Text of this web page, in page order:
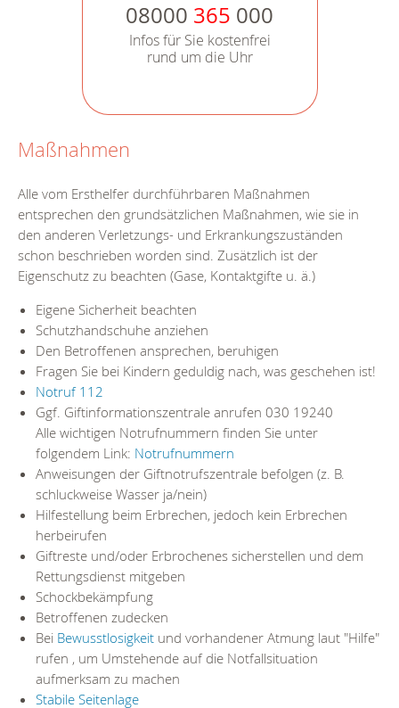
08000 365 000
Infos für Sie kostenfrei
rund um die Uhr
Maßnahmen
Alle vom Ersthelfer durchführbaren Maßnahmen
entsprechen den grundsätzlichen Maßnahmen, wie sie in
den anderen Verletzungs- und Erkrankungszuständen
schon beschrieben worden sind. Zusätzlich ist der
Eigenschutz zu beachten (Gase, Kontaktgifte u. ä.)
Eigene Sicherheit beachten
Schutzhandschuhe anziehen
Den Betroffenen ansprechen, beruhigen
Fragen Sie bei Kindern geduldig nach, was geschehen ist!
Notruf 112
Ggf. Giftinformationszentrale anrufen 030 19240
Alle wichtigen Notrufnummern finden Sie unter
folgendem Link: Notrufnummern
Anweisungen der Giftnotrufszentrale befolgen (z. B.
schluckweise Wasser ja/nein)
Hilfestellung beim Erbrechen, jedoch kein Erbrechen
herbeirufen
Giftreste und/oder Erbrochenes sicherstellen und dem
Rettungsdienst mitgeben
Schockbekämpfung
Betroffenen zudecken
Bei Bewusstlosigkeit und vorhandener Atmung laut "Hilfe"
rufen , um Umstehende auf die Notfallsituation
aufmerksam zu machen
Stabile Seitenlage